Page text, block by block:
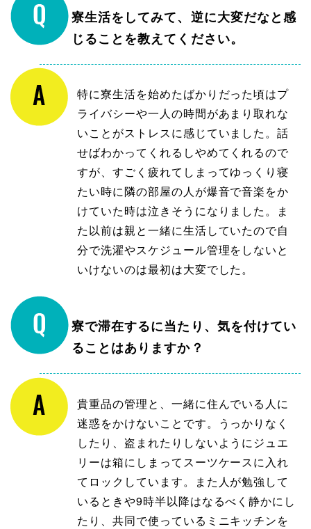
寮生活をしてみて、逆に大変だなと感
じることを教えてください。
特に寮生活を始めたばかりだった頃はプ
ライバシーや一人の時間があまり取れな
いことがストレスに感じていました。話
せばわかってくれるしやめてくれるので
すが、すごく疲れてしまってゆっくり寝
たい時に隣の部屋の人が爆音で音楽をか
けていた時は泣きそうになりました。ま
た以前は親と一緒に生活していたので自
分で洗濯やスケジュール管理をしないと
いけないのは最初は大変でした。
寮で滞在するに当たり、気を付けてい
ることはありますか？
貴重品の管理と、一緒に住んでいる人に
迷惑をかけないことです。うっかりなく
したり、盗まれたりしないようにジュエ
リーは箱にしまってスーツケースに入れ
てロックしています。また人が勉強して
いるときや9時半以降はなるべく静かにし
たり、共同で使っているミニキッチンを